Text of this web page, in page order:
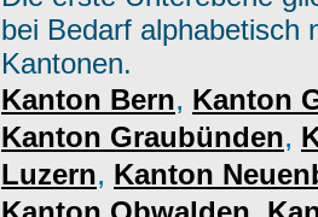
bei Bedarf alphabetisch
Kantonen.
Kanton Bern, Kanton
Kanton Graubünden,
Luzern, Kanton